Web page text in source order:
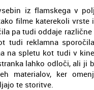
iz flamskega v
filme katerekoli vrste
pa tudi oddaje
tudi reklamna
na spletu kot tudi v
lahko odloči, ali ji
materialov, ker
te storitve.